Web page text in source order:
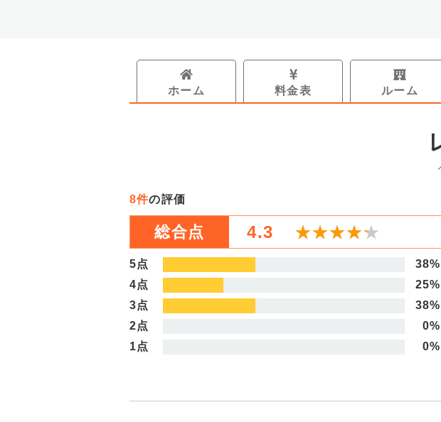
中国・四国
九州・沖縄
お支
ホーム 料金表 ルーム
8件の評価
総合点 4.3 ★★★★★
★★★★★
5点
38%
4点
25%
3点
38%
2点
0%
1点
0%